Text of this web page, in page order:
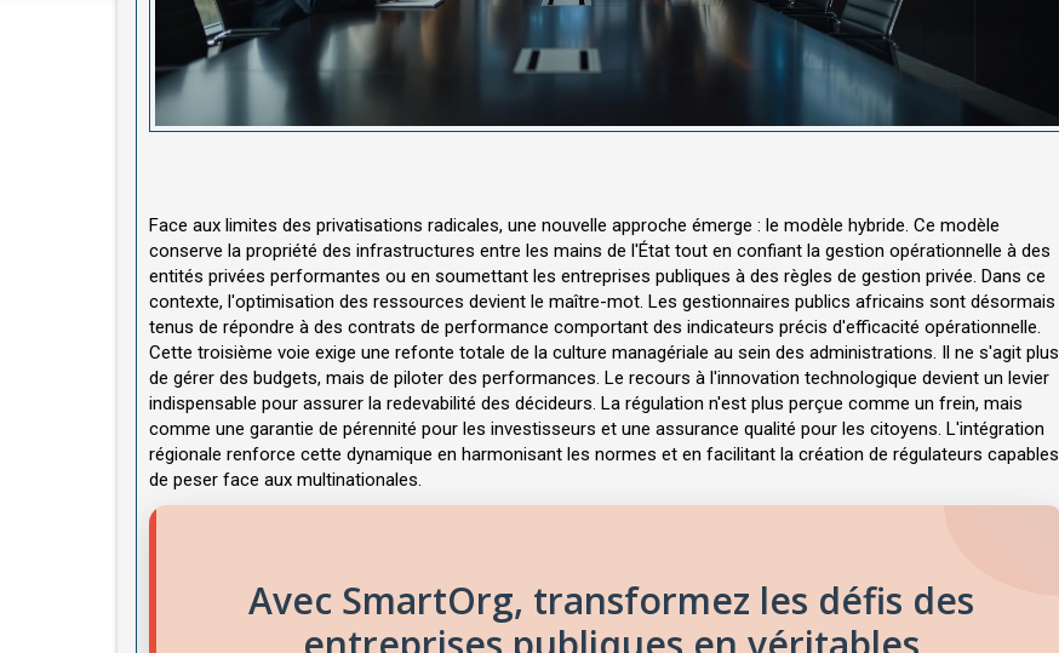
Face aux limites des privatisations radicales, une nouvelle approche émerge : le modèle hybride. Ce modèle
conserve la propriété des infrastructures entre les mains de l'État tout en confiant la gestion opérationnelle à des
entités privées performantes ou en soumettant les entreprises publiques à des règles de gestion privée. Dans ce
contexte, l'optimisation des ressources devient le maître-mot. Les gestionnaires publics africains sont désormais
tenus de répondre à des contrats de performance comportant des indicateurs précis d'efficacité opérationnelle.
Cette troisième voie exige une refonte totale de la culture managériale au sein des administrations. Il ne s'agit plus
de gérer des budgets, mais de piloter des performances. Le recours à l'innovation technologique devient un levier
indispensable pour assurer la redevabilité des décideurs. La régulation n'est plus perçue comme un frein, mais
comme une garantie de pérennité pour les investisseurs et une assurance qualité pour les citoyens. L'intégration
régionale renforce cette dynamique en harmonisant les normes et en facilitant la création de régulateurs capables
de peser face aux multinationales.
Avec SmartOrg, transformez les défis des